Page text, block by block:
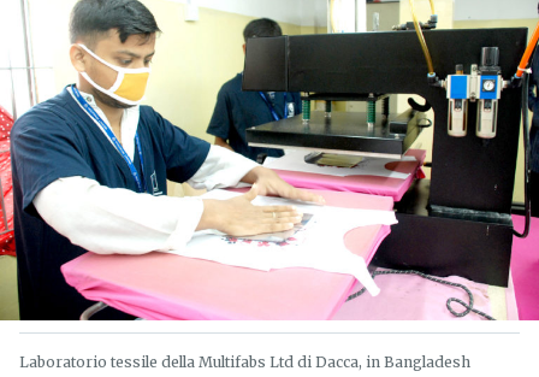
Laboratorio tessile della Multifabs Ltd di Dacca, in Bangladesh